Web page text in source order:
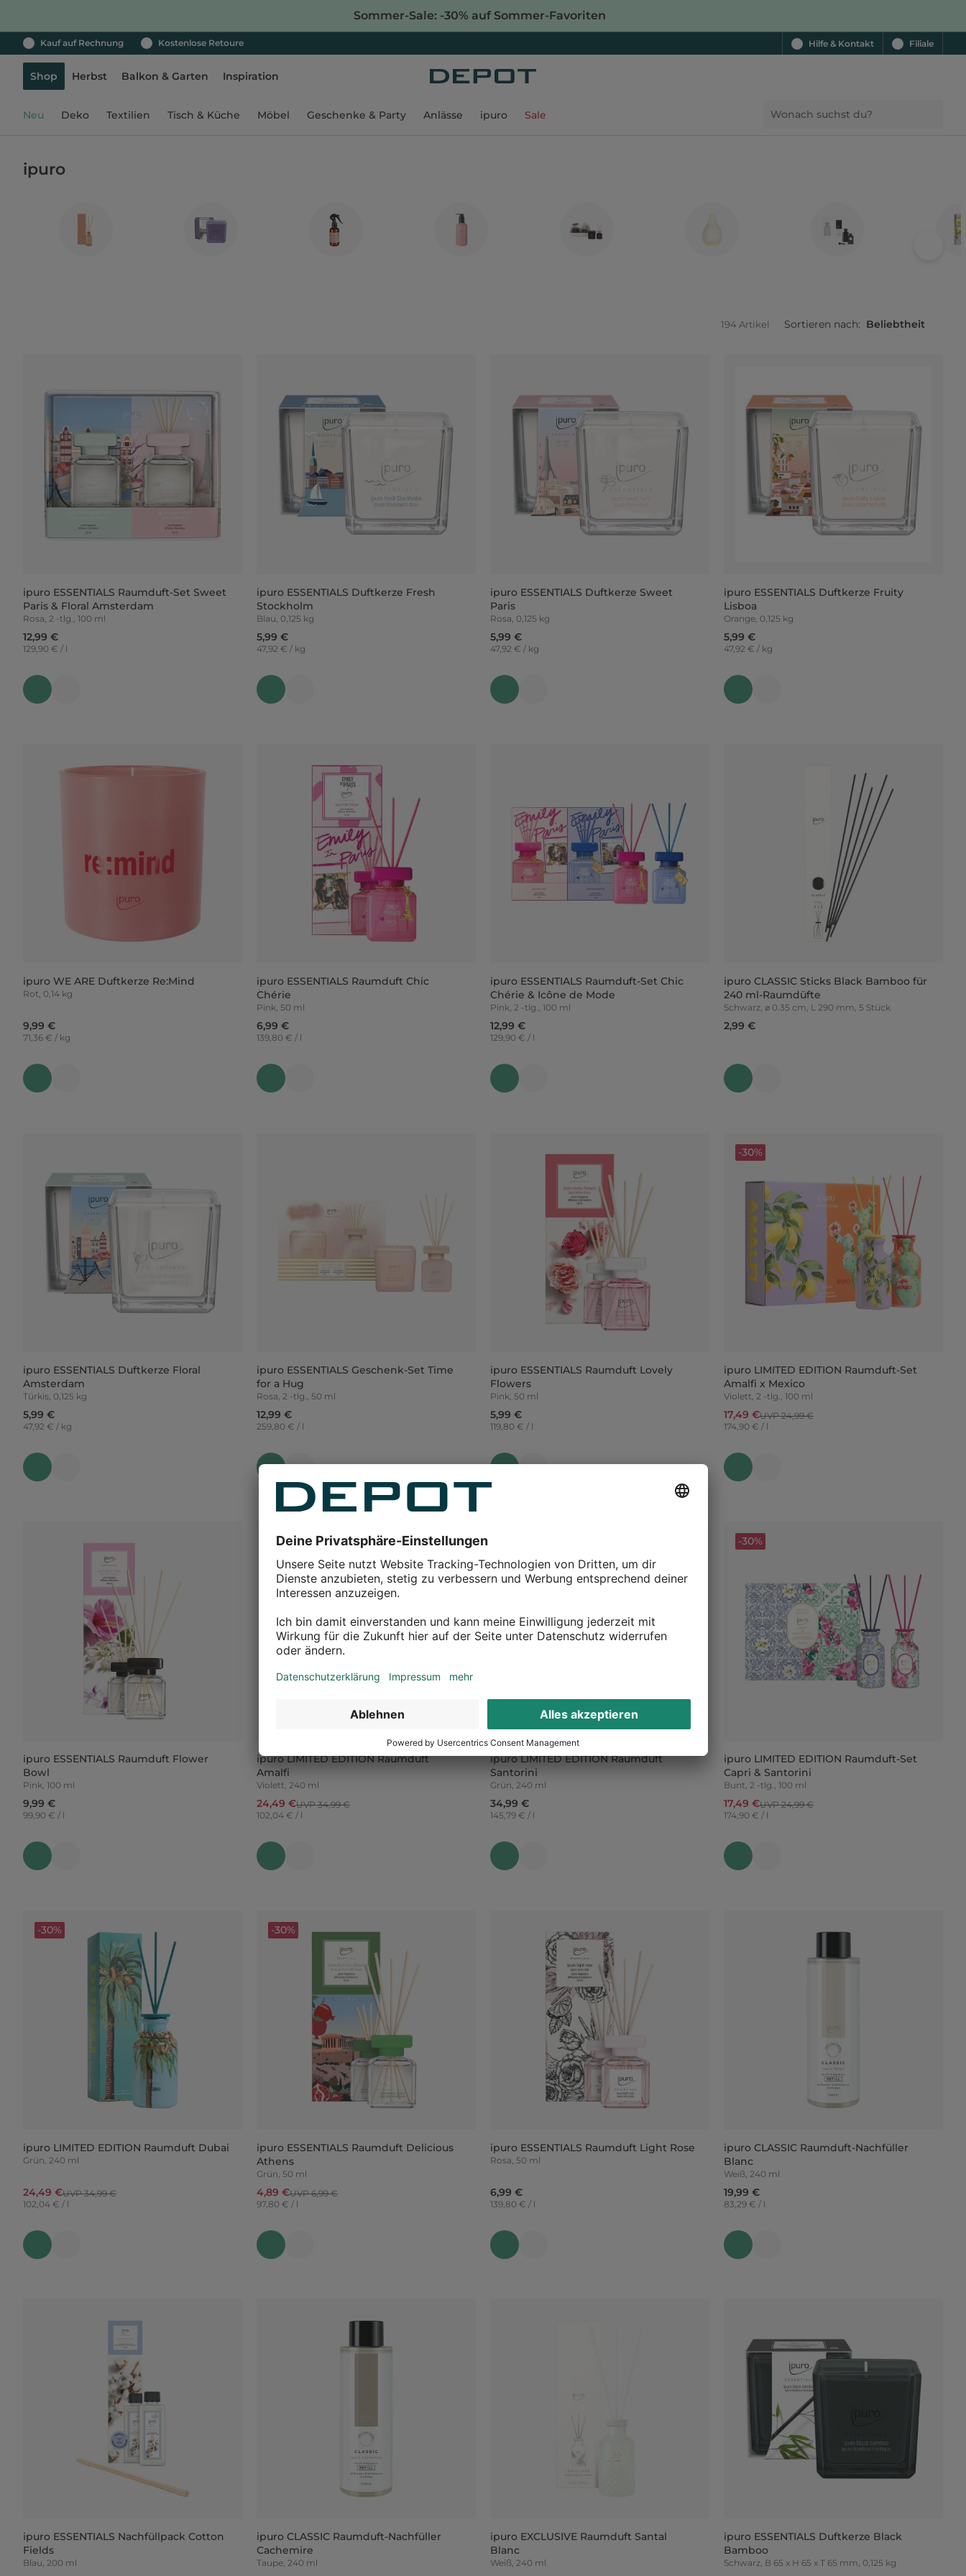
Sommer-Sale: -30% auf Sommer-Favoriten
Kauf auf Rechnung Kostenlose Retoure Hilfe & Kontakt Filiale
Shop Herbst Balkon & Garten Inspiration
Neu Deko Textilien Tisch & Küche Möbel Geschenke & Party Anlässe ipuro Sale
ipuro
194 Artikel Sortieren nach: Beliebtheit
ipuro ESSENTIALS Raumduft-Set Sweet
Paris & Floral Amsterdam
Rosa, 2 -tlg., 100 ml
12,99 €
129,90 € / l
ipuro ESSENTIALS Duftkerze Fresh
Stockholm
Blau, 0,125 kg
5,99 €
47,92 € / kg
ipuro ESSENTIALS Duftkerze Sweet
Paris
Rosa, 0,125 kg
5,99 €
47,92 € / kg
ipuro ESSENTIALS Duftkerze Fruity
Lisboa
Orange, 0,125 kg
5,99 €
47,92 € / kg
ipuro WE ARE Duftkerze Re:Mind
Rot, 0,14 kg
9,99 €
71,36 € / kg
ipuro ESSENTIALS Raumduft Chic
Chérie
Pink, 50 ml
6,99 €
139,80 € / l
ipuro ESSENTIALS Raumduft-Set Chic
Chérie & Icône de Mode
Pink, 2 -tlg., 100 ml
12,99 €
129,90 € / l
ipuro CLASSIC Sticks Black Bamboo für
240 ml-Raumdüfte
Schwarz, ⌀ 0.35 cm, L 290 mm, 5 Stück
2,99 €
ipuro ESSENTIALS Duftkerze Floral
Amsterdam
Türkis, 0,125 kg
5,99 €
47,92 € / kg
ipuro ESSENTIALS Geschenk-Set Time
for a Hug
Rosa, 2 -tlg., 50 ml
12,99 €
259,80 € / l
ipuro ESSENTIALS Raumduft Lovely
Flowers
Pink, 50 ml
5,99 €
119,80 € / l
ipuro LIMITED EDITION Raumduft-Set
Amalfi x Mexico
Violett, 2 -tlg., 100 ml
17,49 €UVP 24,99 €
174,90 € / l
-30%
ipuro ESSENTIALS Raumduft Flower
Bowl
Pink, 100 ml
9,99 €
99,90 € / l
ipuro LIMITED EDITION Raumduft
Amalfi
Violett, 240 ml
24,49 €UVP 34,99 €
102,04 € / l
-30%
ipuro LIMITED EDITION Raumduft
Santorini
Grün, 240 ml
34,99 €
145,79 € / l
ipuro LIMITED EDITION Raumduft-Set
Capri & Santorini
Bunt, 2 -tlg., 100 ml
17,49 €UVP 24,99 €
174,90 € / l
-30%
ipuro LIMITED EDITION Raumduft Dubai
Grün, 240 ml
24,49 €UVP 34,99 €
102,04 € / l
-30%
ipuro ESSENTIALS Raumduft Delicious
Athens
Grün, 50 ml
4,89 €UVP 6,99 €
97,80 € / l
-30%
ipuro ESSENTIALS Raumduft Light Rose
Rosa, 50 ml
6,99 €
139,80 € / l
ipuro CLASSIC Raumduft-Nachfüller
Blanc
Weiß, 240 ml
19,99 €
83,29 € / l
ipuro ESSENTIALS Nachfüllpack Cotton
Fields
Blau, 200 ml
ipuro CLASSIC Raumduft-Nachfüller
Cachemire
Taupe, 240 ml
ipuro EXCLUSIVE Raumduft Santal
Blanc
Weiß, 240 ml
ipuro ESSENTIALS Duftkerze Black
Bamboo
Schwarz, B 65 x H 65 x T 65 mm, 0,125 kg